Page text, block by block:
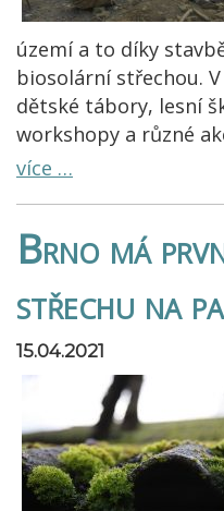
území a to díky
biosolární střechou.
dětské tábory, lesní
workshopy a různé
více …
Brno má
střechu na
15.04.2021